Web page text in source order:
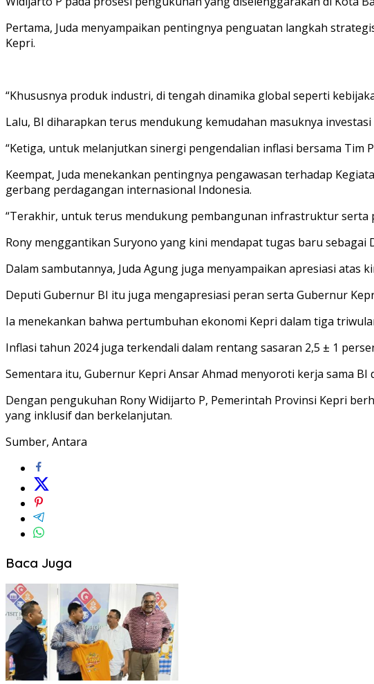
Pertama, Juda menyampaikan pentingnya penguatan langkah
Kepri.
“Khususnya produk industri, di tengah dinamika global seperti
Lalu, BI diharapkan terus mendukung kemudahan masuknya
“Ketiga, untuk melanjutkan sinergi pengendalian inflasi bersama Tim
Keempat, Juda menekankan pentingnya pengawasan terhadap
gerbang perdagangan internasional Indonesia.
“Terakhir, untuk terus mendukung pembangunan infrastruktur serta
Rony menggantikan Suryono yang kini mendapat tugas baru sebagai
Dalam sambutannya, Juda Agung juga menyampaikan apresiasi atas
Deputi Gubernur BI itu juga mengapresiasi peran serta Gubernur
Ia menekankan bahwa pertumbuhan ekonomi Kepri dalam tiga
Inflasi tahun 2024 juga terkendali dalam rentang sasaran 2,5 ± 1
Sementara itu, Gubernur Kepri Ansar Ahmad menyoroti kerja sama
Dengan pengukuhan Rony Widijarto P, Pemerintah Provinsi Kepri
yang inklusif dan berkelanjutan.
Sumber, Antara
Baca Juga